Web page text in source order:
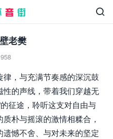

老樊
958
，与充满节奏感的深沉鼓
的声线，带着我们穿越无
征途，聆听这支对自由与
朴与摇滚的激情相糅合，
憾不舍、与对未来的坚定